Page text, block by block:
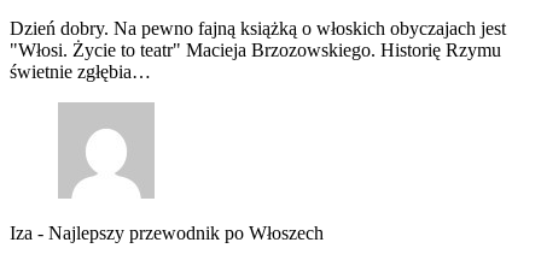
Dzień dobry. Na pewno fajną książką o włoskich obyczajach jest
"Włosi. Życie to teatr" Macieja Brzozowskiego. Historię Rzymu
świetnie zgłębia…
Iza - Najlepszy przewodnik po Włoszech